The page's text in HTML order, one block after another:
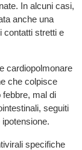
In alcuni casi,
anche una
contatti stretti e
cardiopolmonare
che colpisce
febbre, mal di
seguiti
specifiche